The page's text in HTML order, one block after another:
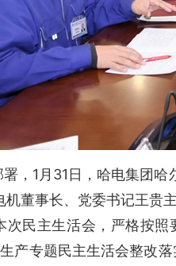
，1月31日，哈电集团
董事长、党委书记王贵
次民主生活会，严格按
产专题民主生活会整改